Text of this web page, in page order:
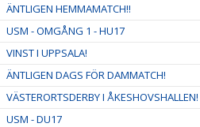
ÄNTLIGEN HEMMAMATCH!!
USM - OMGÅNG 1 - HU17
VINST I UPPSALA!
ÄNTLIGEN DAGS FÖR DAMMATCH!
VÄSTERORTSDERBY I ÅKESHOVSHALLEN!
USM - DU17